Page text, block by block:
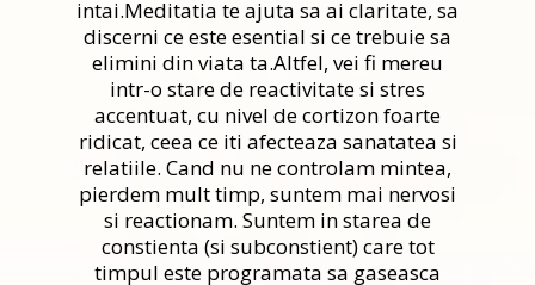
intai.Meditatia te ajuta sa ai claritate, sa
discerni ce este esential si ce trebuie sa
elimini din viata ta.Altfel, vei fi mereu
intr-o stare de reactivitate si stres
accentuat, cu nivel de cortizon foarte
ridicat, ceea ce iti afecteaza sanatatea si
relatiile. Cand nu ne controlam mintea,
pierdem mult timp, suntem mai nervosi
si reactionam. Suntem in starea de
constienta (si subconstient) care tot
timpul este programata sa gaseasca